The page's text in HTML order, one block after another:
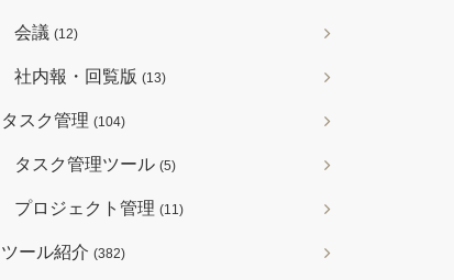
会議 (12)
社内報・回覧版 (13)
タスク管理 (104)
タスク管理ツール (5)
プロジェクト管理 (11)
ツール紹介 (382)